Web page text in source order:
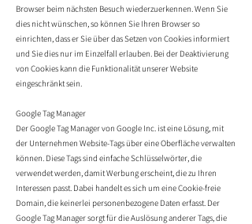
Browser beim nächsten Besuch wiederzuerkennen. Wenn Sie
dies nicht wünschen, so können Sie Ihren Browser so
einrichten, dass er Sie über das Setzen von Cookies informiert
und Sie dies nur im Einzelfall erlauben. Bei der Deaktivierung
von Cookies kann die Funktionalität unserer Website
eingeschränkt sein.
Google Tag Manager
Der Google Tag Manager von Google Inc. ist eine Lösung, mit
der Unternehmen Website-Tags über eine Oberfläche verwalten
können. Diese Tags sind einfache Schlüsselwörter, die
verwendet werden, damit Werbung erscheint, die zu Ihren
Interessen passt. Dabei handelt es sich um eine Cookie-freie
Domain, die keinerlei personenbezogene Daten erfasst. Der
Google Tag Manager sorgt für die Auslösung anderer Tags, die